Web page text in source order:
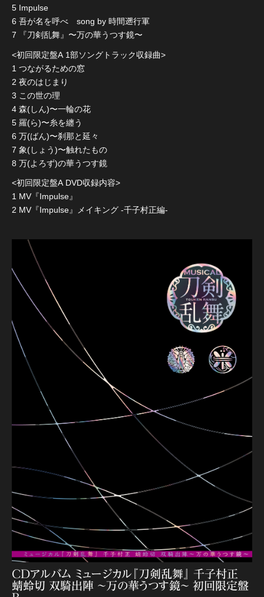
5 Impulse
6 吾が名を呼べ song by 時間遡行軍
7 『刀剣乱舞』〜万の華うつす鏡〜
<初回限定盤A 1部ソングトラック収録曲>
1 つながるための窓
2 夜のはじまり
3 この世の理
4 森(しん)〜一輪の花
5 羅(ら)〜糸を纏う
6 万(ばん)〜刹那と延々
7 象(しょう)〜触れたもの
8 万(よろず)の華うつす鏡
<初回限定盤A DVD収録内容>
1 MV『Impulse』
2 MV『Impulse』メイキング -千子村正編-
CDアルバム ミュージカル『刀剣乱舞』 千子村正
蜻蛉切 双騎出陣 〜万の華うつす鏡〜 初回限定盤